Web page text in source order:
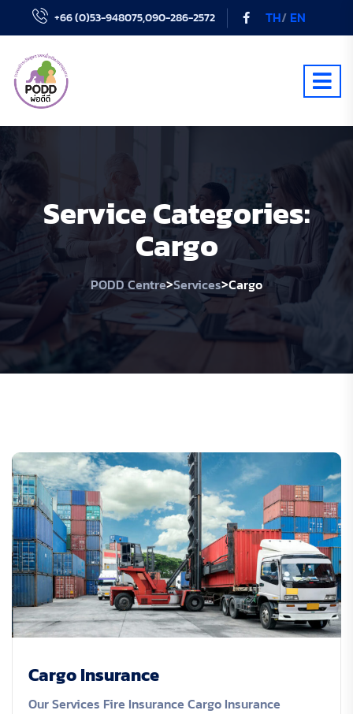
+66 (0)53-948075,090-286-2572 TH/ EN
Service Categories:
Cargo
PODD Centre>Services>Cargo
Cargo Insurance
Our Services Fire Insurance Cargo Insurance